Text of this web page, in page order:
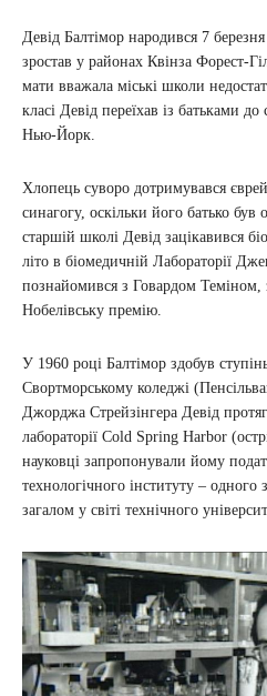
Девід Балтімор народився 7
зростав у районах Квінза Форест-
мати вважала міські школи
класі Девід переїхав із батьками
Нью-Йорк.
Хлопець суворо дотримувався
синагогу, оскільки його батько
старшій школі Девід зацікавився
літо в біомедичній Лабораторії
познайомився з Говардом Теміном,
Нобелівську премію.
У 1960 році Балтімор здобув
Свортморському коледжі
Джорджа Стрейзінгера Девід
лабораторії Cold Spring Harbor
науковці запропонували йому
технологічного інституту –
загалом у світі технічного